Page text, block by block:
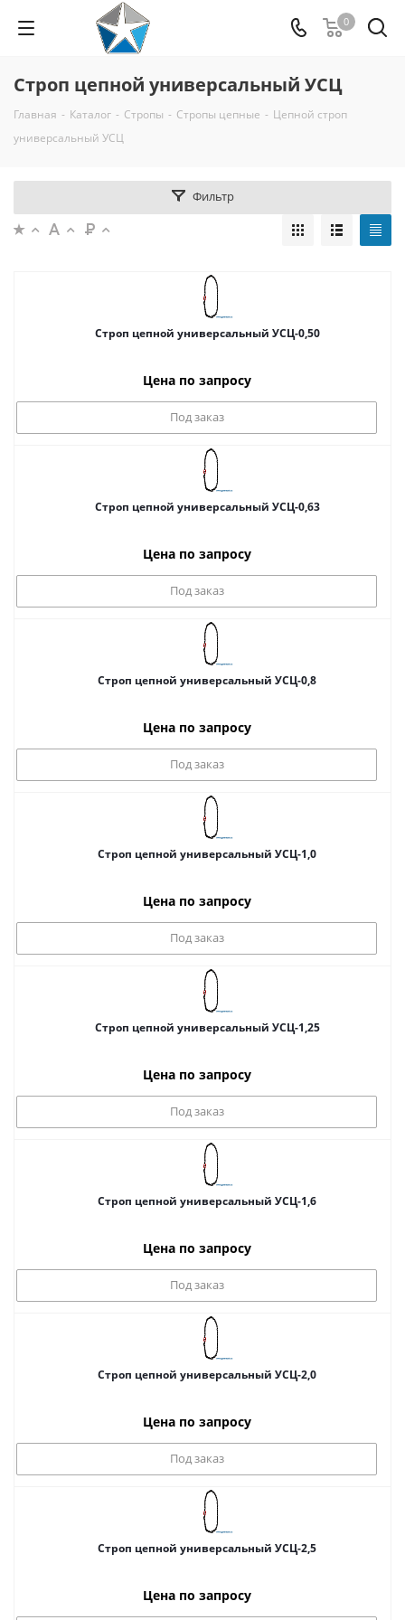
0
Строп цепной универсальный УСЦ
Главная - Каталог - Стропы - Стропы цепные - Цепной строп
универсальный УСЦ
Фильтр
Строп цепной универсальный УСЦ-0,50
Цена по запросу
Под заказ
Строп цепной универсальный УСЦ-0,63
Цена по запросу
Под заказ
Строп цепной универсальный УСЦ-0,8
Цена по запросу
Под заказ
Строп цепной универсальный УСЦ-1,0
Цена по запросу
Под заказ
Строп цепной универсальный УСЦ-1,25
Цена по запросу
Под заказ
Строп цепной универсальный УСЦ-1,6
Цена по запросу
Под заказ
Строп цепной универсальный УСЦ-2,0
Цена по запросу
Под заказ
Строп цепной универсальный УСЦ-2,5
Цена по запросу